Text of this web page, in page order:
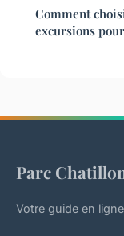
Comment
excursions
Parc
Votre guide en